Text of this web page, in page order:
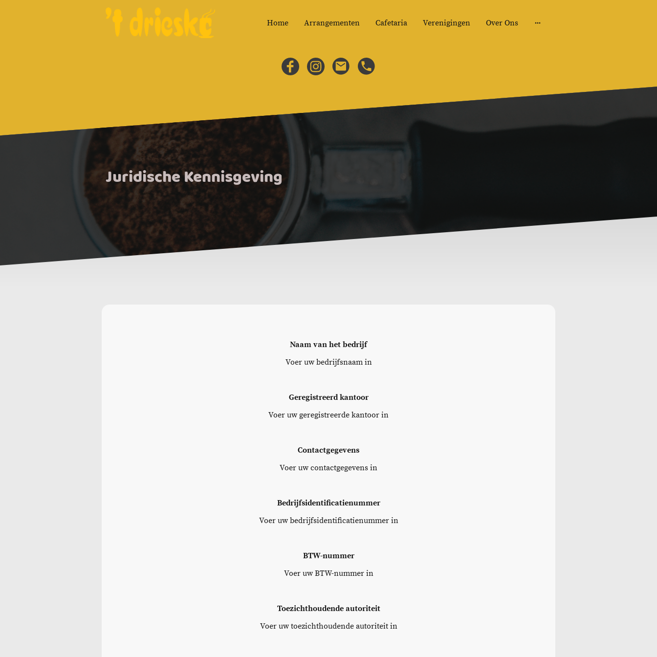
Home Arrangementen Cafetaria Verenigingen Over Ons
Juridische Kennisgeving
Naam van het bedrijf
Voer uw bedrijfsnaam in
Geregistreerd kantoor
Voer uw geregistreerde kantoor in
Contactgegevens
Voer uw contactgegevens in
Bedrijfsidentificatienummer
Voer uw bedrijfsidentificatienummer in
BTW-nummer
Voer uw BTW-nummer in
Toezichthoudende autoriteit
Voer uw toezichthoudende autoriteit in